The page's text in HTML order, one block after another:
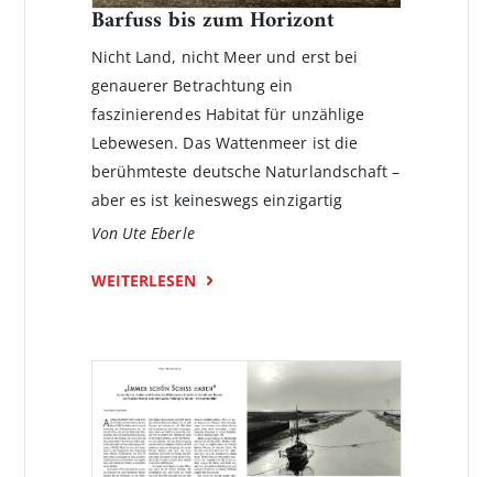
Barfuss bis zum Horizont
Nicht Land, nicht Meer und erst bei
genauerer Betrachtung ein
faszinierendes Habitat für unzählige
Lebewesen. Das Wattenmeer ist die
berühmteste deutsche Naturlandschaft –
aber es ist keineswegs einzigartig
Von Ute Eberle
WEITERLESEN